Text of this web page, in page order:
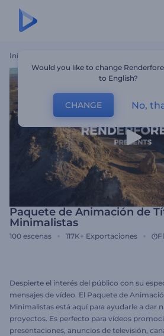
Inicio Paquete De Animación
Paquete de Animación de
Minimalistas
100 escenas 117K+ Exportaciones
Despierte el interés del público con su
mensajes de vídeo. El Paquete de
Minimalistas está aquí para ayudarle a dar
proyectos. Es perfecto para vídeos
presentaciones, anuncios de televisión,
Would you like to change
to English?
CHANGE No,